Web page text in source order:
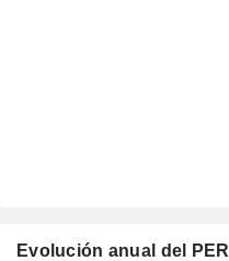
Evolución anual del PER